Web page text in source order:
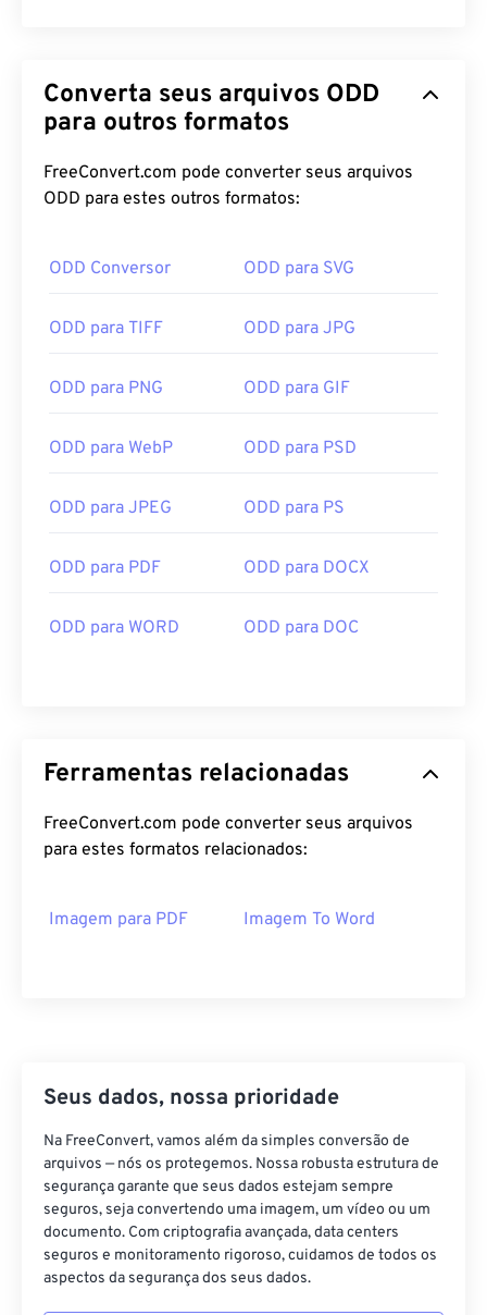
Converta seus arquivos ODD
para outros formatos
FreeConvert.com pode converter seus arquivos
ODD para estes outros formatos:
ODD Conversor ODD para SVG
ODD para TIFF ODD para JPG
ODD para PNG ODD para GIF
ODD para WebP ODD para PSD
ODD para JPEG ODD para PS
ODD para PDF ODD para DOCX
ODD para WORD ODD para DOC
Ferramentas relacionadas
FreeConvert.com pode converter seus arquivos
para estes formatos relacionados:
Imagem para PDF Imagem To Word
Seus dados, nossa prioridade
Na FreeConvert, vamos além da simples conversão de
arquivos — nós os protegemos. Nossa robusta estrutura de
segurança garante que seus dados estejam sempre
seguros, seja convertendo uma imagem, um vídeo ou um
documento. Com criptografia avançada, data centers
seguros e monitoramento rigoroso, cuidamos de todos os
aspectos da segurança dos seus dados.